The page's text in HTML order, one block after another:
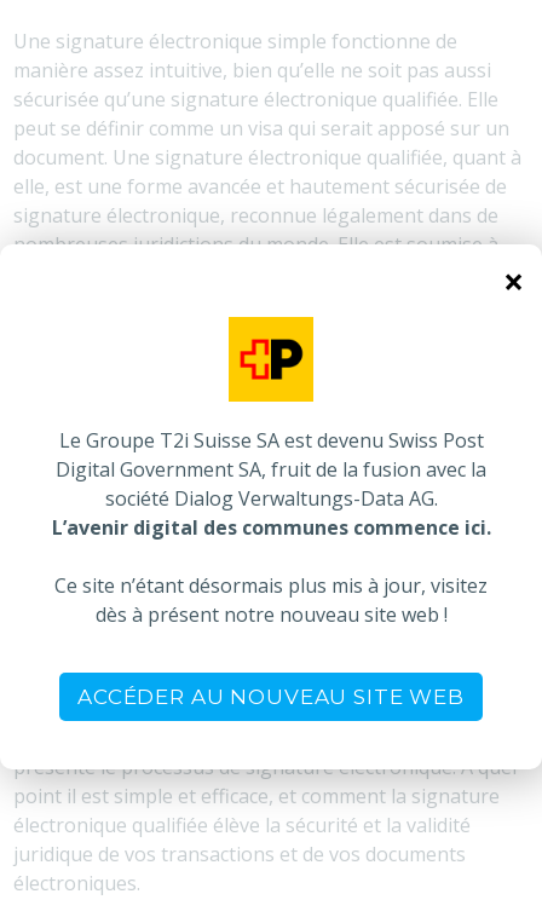
×
Le Groupe T2i Suisse SA est devenu Swiss Post
Digital Government SA, fruit de la fusion avec la
société Dialog Verwaltungs-Data AG.
L’avenir digital des communes commence ici.
Ce site n’étant désormais plus mis à jour, visitez
dès à présent notre nouveau site web !
ACCÉDER AU NOUVEAU SITE WEB
Une signature électronique simple fonctionne de
manière assez intuitive, bien qu’elle ne soit pas aussi
sécurisée qu’une signature électronique qualifiée. Elle
peut se définir comme un visa qui serait apposé sur un
document. Une signature électronique qualifiée, quant à
elle, est une forme avancée et hautement sécurisée de
signature électronique, reconnue légalement dans de
nombreuses juridictions du monde. Elle est soumise à
des normes et à des exigences strictes qui garantissent
que la signature ne devienne invalide et que le
signataire ne peut pas nier ultérieurement sa signature
Démonstration de la
signature électronique : une
une authentification de haut
Dans la démonstration réalisée le 5 octobre lors de
présenté le processus de signature électronique. A quel
point il est simple et efficace, et comment la signature
électronique qualifiée élève la sécurité et la validité
juridique de vos transactions et de vos documents
électroniques.